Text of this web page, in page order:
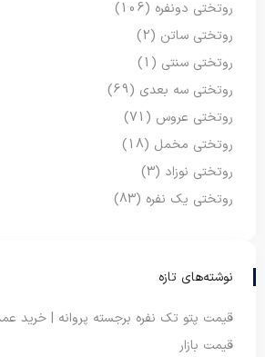
روتختی دونفره (106)
روتختی ساتن (2)
روتختی سنتی (1)
روتختی سه بعدی (69)
روتختی عروس (71)
روتختی مخمل (18)
روتختی نوزاد (3)
روتختی یک نفره (83)
نوشته‌های تازه
قیمت پتو تک نفره برجسته پروانه | خرید
قیمت بازار